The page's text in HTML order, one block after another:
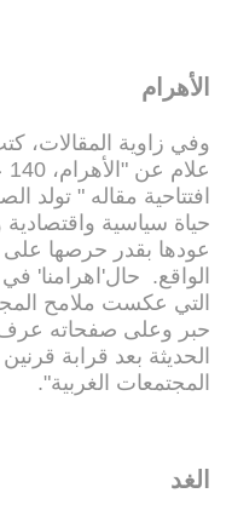
الأهرام
وفي زاوية المقالات،
افتتاحية مقاله "
حياة سياسية واقتصادية
عودها بقدر حرصها على
الواقع‏. ‏ حال‏'‏اهرامنا‏'‏
التي عكست ملامح
حبر وعلى صفحاته
الحديثة بعد قرابة
المجتمعات الغربية‏".
الغد